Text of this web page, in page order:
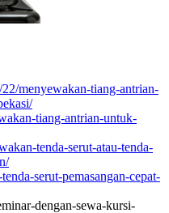
menyewakan-tiang-antrian-
tiang-antrian-untuk-
tenda-serut-atau-tenda-
serut-pemasangan-cepat-
dengan-sewa-kursi-